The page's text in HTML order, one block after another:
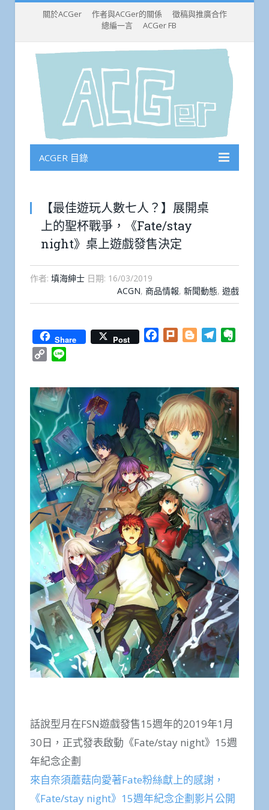
關於ACGer 作者與ACGer的關係
徵稿與推廣合作
總編一言
ACGer FB
ACGER 目錄
【最佳遊玩人數七人？】展開桌
上的聖杯戰爭，《Fate/stay
night》桌上遊戲發售決定
作者: 填海紳士 日期: 16/03/2019
ACGN, 商品情報, 新聞動態, 遊戲
Share Post Facebook
Plurk BloggerTelegram
Copy
話說型月在FSN遊戲發售15週年的2019年1月
30日，正式發表啟動《Fate/stay night》15週
年紀念企劃
來自奈須蘑菇向愛著Fate粉絲獻上的感謝，
《Fate/stay night》15週年紀念企劃影片公開